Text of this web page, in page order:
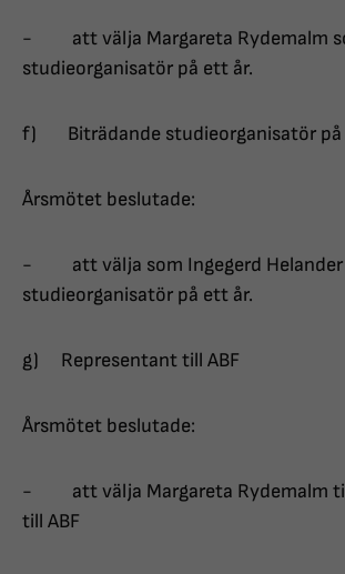
- att välja Margareta Rydemalm
studieorganisatör på ett år.
f) Biträdande studieorganisatör på
Årsmötet beslutade:
- att välja som Ingegerd Helander
studieorganisatör på ett år.
g) Representant till ABF
Årsmötet beslutade:
- att välja Margareta Rydemalm
till ABF